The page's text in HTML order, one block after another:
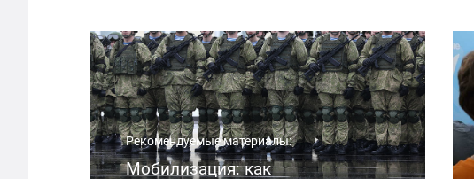
Рекомендуемые материалы:
Мобилизация: как